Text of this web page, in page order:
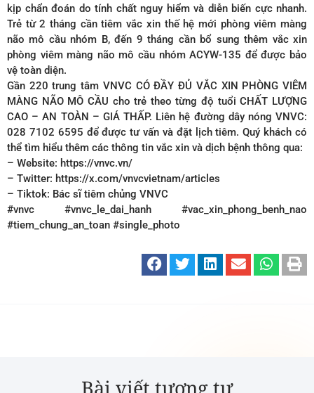
kịp chẩn đoán do tính chất nguy hiểm và diễn biến cực nhanh.
Trẻ từ 2 tháng cần tiêm vắc xin thế hệ mới phòng viêm màng
não mô cầu nhóm B, đến 9 tháng cần bổ sung thêm vắc xin
phòng viêm màng não mô cầu nhóm ACYW-135 để được bảo
vệ toàn diện.
Gần 220 trung tâm VNVC CÓ ĐẦY ĐỦ VẮC XIN PHÒNG VIÊM
MÀNG NÃO MÔ CẦU cho trẻ theo từng độ tuổi CHẤT LƯỢNG
CAO – AN TOÀN – GIÁ THẤP. Liên hệ đường dây nóng VNVC:
028 7102 6595 để được tư vấn và đặt lịch tiêm. Quý khách có
thể tìm hiểu thêm các thông tin vắc xin và dịch bệnh thông qua:
– Website: https://vnvc.vn/
– Twitter: https://x.com/vnvcvietnam/articles
– Tiktok: Bác sĩ tiêm chủng VNVC
#vnvc #vnvc_le_dai_hanh #vac_xin_phong_benh_nao
#tiem_chung_an_toan #single_photo
Bài viết tương tự